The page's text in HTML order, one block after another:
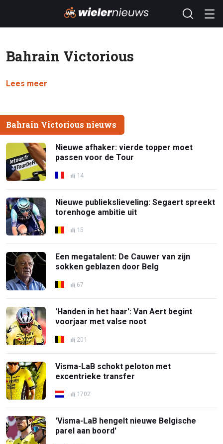
Bahrain Victorious
Lees meer
Bahrain Victorious nieuws
Nieuwe afhaker: vierde topper moet
passen voor de Tour
14
Nieuwe publiekslieveling: Segaert spreekt
torenhoge ambitie uit
15
Een megatalent: De Cauwer van zijn
sokken geblazen door Belg
67
'Handen in het haar': Van Aert begint
voorjaar met valse noot
201
Visma-LaB schokt peloton met
excentrieke transfer
1702
'Visma-LaB hengelt nieuwe Belgische
parel aan boord'